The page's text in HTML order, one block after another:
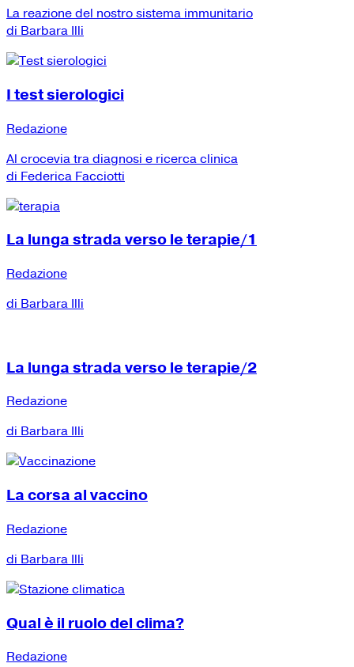
La reazione del nostro sistema immunitario
di Barbara Illi
I test sierologici
Redazione
Al crocevia tra diagnosi e ricerca clinica
di Federica Facciotti
La lunga strada verso le terapie/1
Redazione
di Barbara Illi
La lunga strada verso le terapie/2
Redazione
di Barbara Illi
La corsa al vaccino
Redazione
di Barbara Illi
Qual è il ruolo del clima?
Redazione